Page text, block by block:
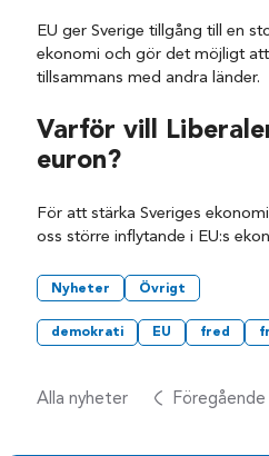
EU ger Sverige tillgång till en
ekonomi och gör det möjligt
tillsammans med andra länder.
Varför vill
euron?
För att stärka Sveriges
oss större inflytande i EU:s
Nyheter Övrigt
demokrati EU fred
Alla nyheter Föregående